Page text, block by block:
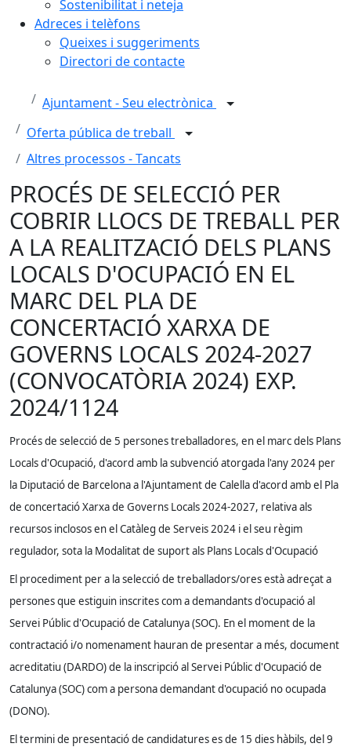
Sostenibilitat i neteja
Adreces i telèfons
Queixes i suggeriments
Directori de contacte
Ajuntament - Seu electrònica
Oferta pública de treball
Altres processos - Tancats
PROCÉS DE SELECCIÓ PER
COBRIR LLOCS DE TREBALL PER
A LA REALITZACIÓ DELS PLANS
LOCALS D'OCUPACIÓ EN EL
MARC DEL PLA DE
CONCERTACIÓ XARXA DE
GOVERNS LOCALS 2024-2027
(CONVOCATÒRIA 2024) EXP.
2024/1124
Procés de selecció de 5 persones treballadores, en el marc dels Plans
Locals d'Ocupació, d'acord amb la subvenció atorgada l'any 2024 per
la Diputació de Barcelona a l'Ajuntament de Calella d'acord amb el Pla
de concertació Xarxa de Governs Locals 2024-2027, relativa als
recursos inclosos en el Catàleg de Serveis 2024 i el seu règim
regulador, sota la Modalitat de suport als Plans Locals d'Ocupació
El procediment per a la selecció de treballadors/ores està adreçat a
persones que estiguin inscrites com a demandants d'ocupació al
Servei Públic d'Ocupació de Catalunya (SOC). En el moment de la
contractació i/o nomenament hauran de presentar a més, document
acreditatiu (DARDO) de la inscripció al Servei Públic d'Ocupació de
Catalunya (SOC) com a persona demandant d'ocupació no ocupada
(DONO).
El termini de presentació de candidatures es de 15 dies hàbils, del 9